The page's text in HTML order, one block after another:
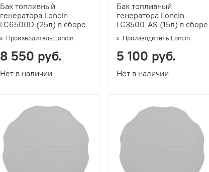
Бак топливный
генератора Loncin
LC6500D (25л) в сборе
Производитель:Loncin
Нет в наличии
8 550 руб.
Бак топливный
генератора Loncin
LC3500-AS (15л) в сборе
Производитель:Loncin
Нет в наличии
5 100 руб.